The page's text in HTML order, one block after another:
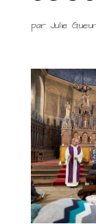
par Julie